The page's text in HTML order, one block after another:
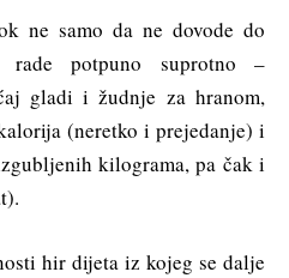
ne samo da ne dovode do
rade potpuno suprotno –
gladi i žudnje za hranom,
(neretko i prejedanje) i
kilograma, pa čak i
hir dijeta iz kojeg se dalje